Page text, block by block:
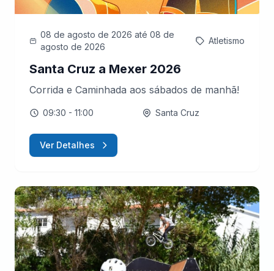
08 de agosto de 2026 até 08 de
agosto de 2026
Atletismo
Santa Cruz a Mexer 2026
Corrida e Caminhada aos sábados de manhã!
09:30 - 11:00 Santa Cruz
Ver Detalhes